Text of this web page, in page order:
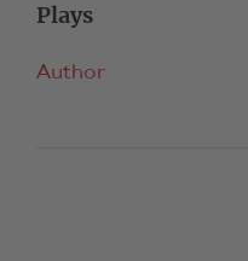
Plays
Author